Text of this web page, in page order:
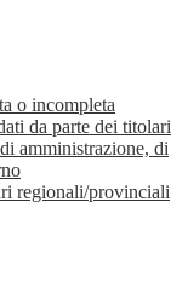
o incompleta
da parte dei titolari
amministrazione, di
regionali/provinciali